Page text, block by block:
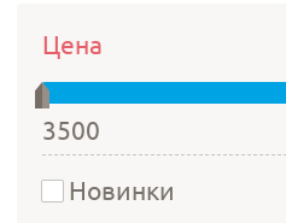
Цена
3500
Новинки